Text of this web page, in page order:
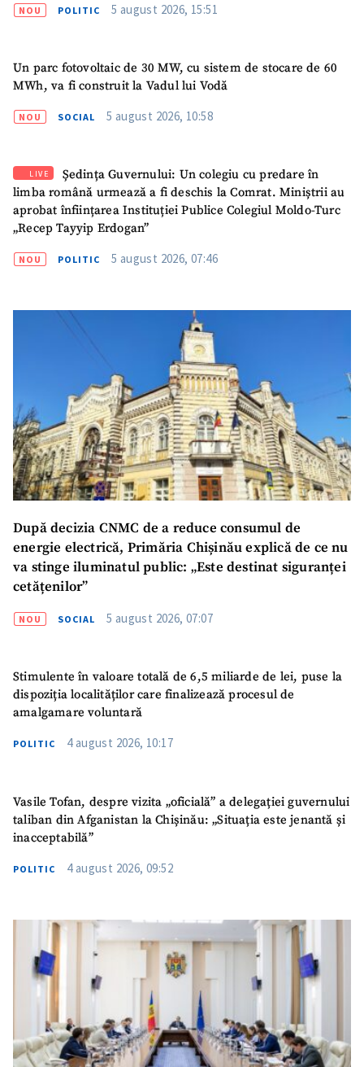
SUSȚINE
NOU POLITIC 5 august 2026, 15:51
Un parc fotovoltaic de 30 MW, cu sistem de stocare de 60
MWh, va fi construit la Vadul lui Vodă
NOU SOCIAL 5 august 2026, 10:58
LIVE
Ședința Guvernului: Un colegiu cu predare în
limba română urmează a fi deschis la Comrat. Miniștrii au
aprobat înființarea Instituției Publice Colegiul Moldo-Turc
„Recep Tayyip Erdogan”
NOU POLITIC 5 august 2026, 07:46
După decizia CNMC de a reduce consumul de
energie electrică, Primăria Chișinău explică de ce nu
va stinge iluminatul public: „Este destinat siguranței
cetățenilor”
NOU SOCIAL 5 august 2026, 07:07
Stimulente în valoare totală de 6,5 miliarde de lei, puse la
dispoziția localităților care finalizează procesul de
amalgamare voluntară
POLITIC 4 august 2026, 10:17
Vasile Tofan, despre vizita „oficială” a delegației guvernului
taliban din Afganistan la Chișinău: „Situația este jenantă și
inacceptabilă”
POLITIC 4 august 2026, 09:52
Email+ Emailul meu
Telefon
+ Telefon personal
acord cupolitica de
confidențialitate
TRIMITE ȘTIREA